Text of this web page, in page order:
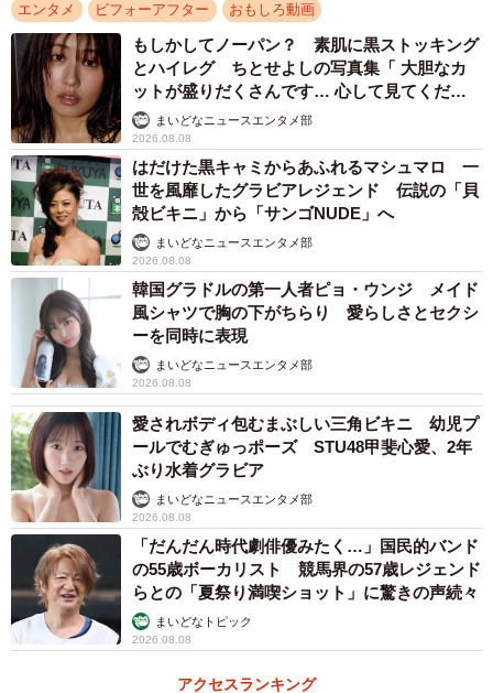
エンタメ ビフォーアフター おもしろ動画
もしかしてノーパン？ 素肌に黒ストッキング
とハイレグ ちとせよしの写真集「 大胆なカ
ットが盛りだくさんです… 心して見てくださ
い」まいどなニュースエンタメ部
2026.08.08
はだけた黒キャミからあふれるマシュマロ 一
世を風靡したグラビアレジェンド 伝説の「貝
殻ビキニ」から「サンゴNUDE」へ
まいどなニュースエンタメ部
2026.08.08
韓国グラドルの第一人者ピョ・ウンジ メイド
風シャツで胸の下がちらり 愛らしさとセクシ
ーを同時に表現
まいどなニュースエンタメ部
2026.08.08
愛されボディ包むまぶしい三角ビキニ 幼児プ
ールでむぎゅっポーズ STU48甲斐心愛、2年
ぶり水着グラビア
まいどなニュースエンタメ部
2026.08.08
「だんだん時代劇俳優みたく…」国民的バンド
の55歳ボーカリスト 競馬界の57歳レジェンド
らとの「夏祭り満喫ショット」に驚きの声続々
まいどなトピック
2026.08.08
アクセスランキング